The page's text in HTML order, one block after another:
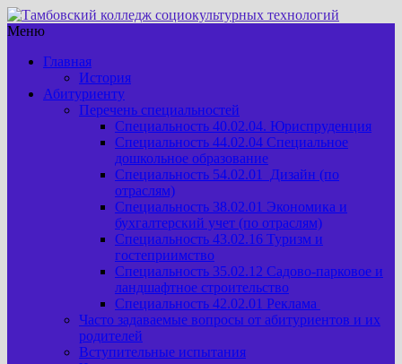
Меню
Главная
История
Абитуриенту
Перечень специальностей
Специальность 40.02.04. Юриспруденция
Специальность 44.02.04 Специальное
дошкольное образование
Специальность 54.02.01 Дизайн (по
отраслям)
Специальность 38.02.01 Экономика и
бухгалтерский учет (по отраслям)
Специальность 43.02.16 Туризм и
гостеприимство
Специальность 35.02.12 Садово-парковое и
ландшафтное строительство
Специальность 42.02.01 Реклама
Часто задаваемые вопросы от абитуриентов и их
родителей
Вступительные испытания